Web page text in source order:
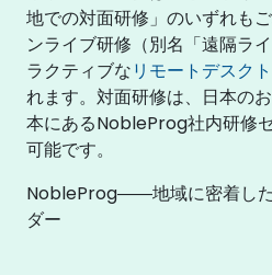
地での対面研修」のいずれも
ンライブ研修（別名「遠隔ラ
ラクティブなリモートデスク
れます。対面研修は、日本の
本にあるNobleProg社内研修
可能です。
NobleProg――地域に密着し
ダー